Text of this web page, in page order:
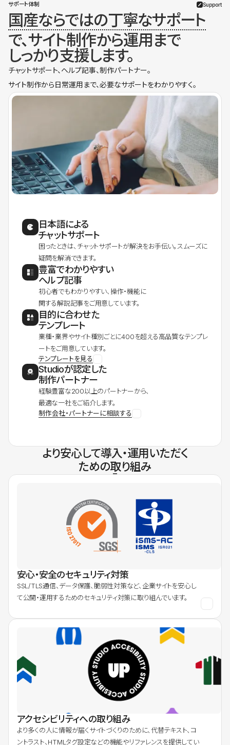
サポート体制 Support
国産ならではの丁寧なサポート
で、サイト制作から運用まで
しっかり支援します。
チャットサポート、ヘルプ記事、制作パートナー。
サイト制作から日常運用まで、必要なサポートをわかりやすく。
日本語による
チャットサポート
困ったときは、チャットサポートが解決をお手伝い。スムーズに
疑問を解消できます。
豊富でわかりやすい
ヘルプ記事
初心者でもわかりやすい、操作・機能に
関する解説記事をご用意しています。
目的に合わせた
テンプレート
業種・業界やサイト種別ごとに400を超える高品質なテンプレ
ートをご用意しています。
テンプレートを見る
Studioが認定した
制作パートナー
経験豊富な200以上のパートナーから、
最適な一社をご紹介します。
制作会社・パートナーに相談する
より安心して導入・運用いただく
ための取り組み
安心・安全のセキュリティ対策
SSL/TLS通信、データ保護、脆弱性対策など、企業サイトを安心し
て公開・運用するためのセキュリティ対策に取り組んでいます。
アクセシビリティへの取り組み
より多くの人に情報が届くサイトづくりのために、代替テキスト、コ
ントラスト、HTMLタグ設定などの機能やリファレンスを提供してい